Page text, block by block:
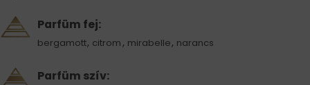
Parfüm fej:
bergamott, citrom, mirabelle, narancs
Parfüm szív: